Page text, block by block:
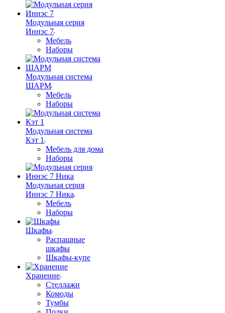
Модульная серия
Иннэс 7
Мебель
Наборы
Модульная система
ШАРМ
Мебель
Наборы
Модульная система
Кэт 1
Мебель для дома
Наборы
Модульная серия
Иннэс 7 Ника
Мебель
Наборы
Шкафы
Распашные
шкафы
Шкафы-купе
Хранение
Стеллажи
Комоды
Тумбы